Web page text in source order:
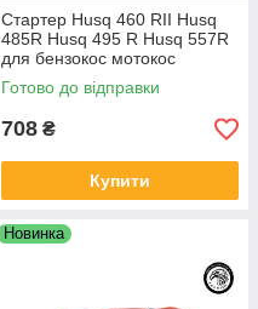
Стартер Husq 460 RII Husq
485R Husq 495 R Husq 557R
для бензокос мотокос
бензотримерів
Готово до відправки
708 ₴
Купити
Новинка